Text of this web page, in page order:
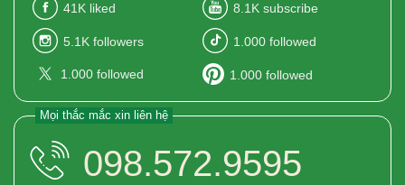
41K liked 8.1K subscribe
5.1K followers 1.000 followed
1.000 followed 1.000 followed
Mọi thắc mắc xin liên hệ
098.572.9595